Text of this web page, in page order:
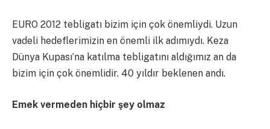
EURO 2012 tebligatı bizim için çok önemliydi. Uzun
vadeli hedeflerimizin en önemli ilk adımıydı. Keza
Dünya Kupası’na katılma tebligatını aldığımız an da
bizim için çok önemlidir. 40 yıldır beklenen andı.
Emek vermeden hiçbir şey olmaz